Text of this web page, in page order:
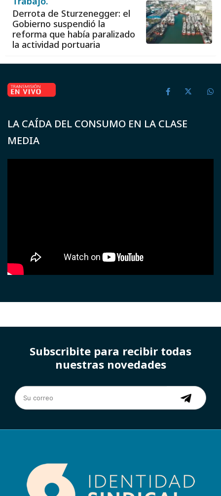
Derrota de Sturzenegger: el
Gobierno suspendió la
reforma que había paralizado
la actividad portuaria
LA CAÍDA DEL CONSUMO EN LA CLASE
MEDIA
Subscribite para recibir todas
nuestras novedades